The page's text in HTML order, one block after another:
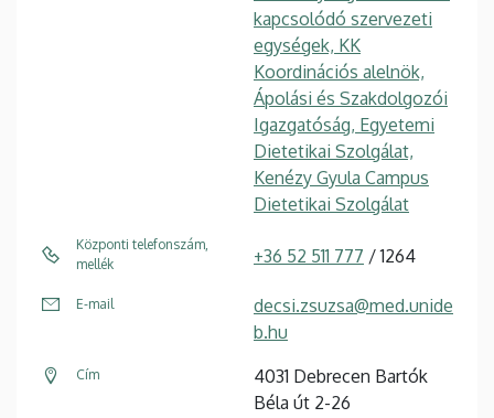
kapcsolódó szervezeti
egységek, KK
Koordinációs alelnök,
Ápolási és Szakdolgozói
Igazgatóság, Egyetemi
Dietetikai Szolgálat,
Kenézy Gyula Campus
Dietetikai Szolgálat
Központi telefonszám,
mellék
+36 52 511 777 / 1264
E-mail
decsi.zsuzsa@med.unide
b.hu
Cím
4031 Debrecen Bartók
Béla út 2-26